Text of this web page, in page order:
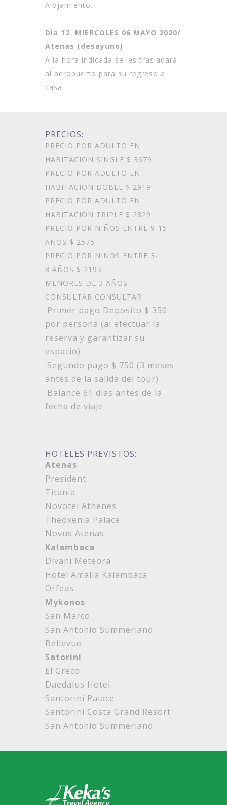
Alojamiento.
Dia 12. MIERCOLES 06 MAYO 2020/
Atenas (desayuno)
A la hora indicada se les trasladara
al aeropuerto para su regreso a
casa.
PRECIOS:
PRECIO POR ADULTO EN
HABITACION SINGLE $ 3679
PRECIO POR ADULTO EN
HABITACION DOBLE $ 2919
PRECIO POR ADULTO EN
HABITACION TRIPLE $ 2829
PRECIO POR NIÑOS ENTRE 9-15
AÑOS $ 2575
PRECIO POR NIÑOS ENTRE 3-
8 AÑOS $ 2195
MENORES DE 3 AÑOS
CONSULTAR CONSULTAR
·Primer pago Deposito $ 350
por persona (al efectuar la
reserva y garantizar su
espacio)
·Segundo pago $ 750 (3 meses
antes de la salida del tour)
·Balance 61 días antes de la
fecha de viaje
HOTELES PREVISTOS:
Atenas
President
Titania
Novotel Athenes
Theoxenia Palace
Novus Atenas
Kalambaca
Divani Meteora
Hotel Amalia Kalambaca
Orfeas
Mykonos
San Marco
San Antonio Summerland
Bellevue
Satorini
El Greco
Daedalus Hotel
Santorini Palace
Santorini Costa Grand Resort
San Antonio Summerland